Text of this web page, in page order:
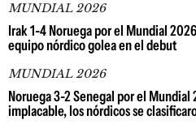
MUNDIAL 2026
Irak 1-4 Noruega por el Mundial
equipo nórdico golea en el debut
MUNDIAL 2026
Noruega 3-2 Senegal por el
implacable, los nórdicos se